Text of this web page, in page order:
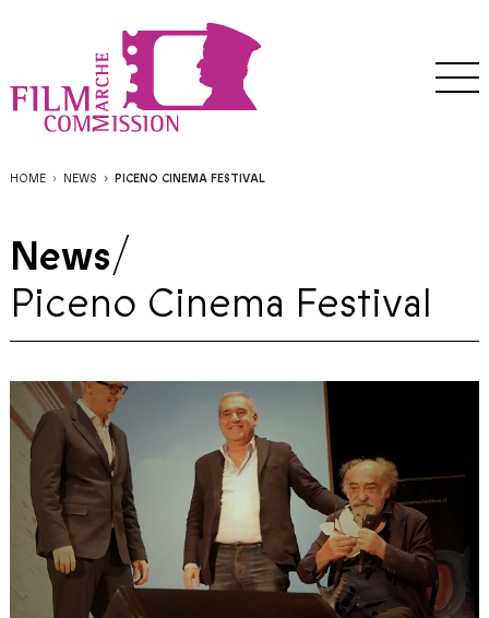
HOME NEWS PICENO CINEMA FESTIVAL
News/
Piceno Cinema Festival